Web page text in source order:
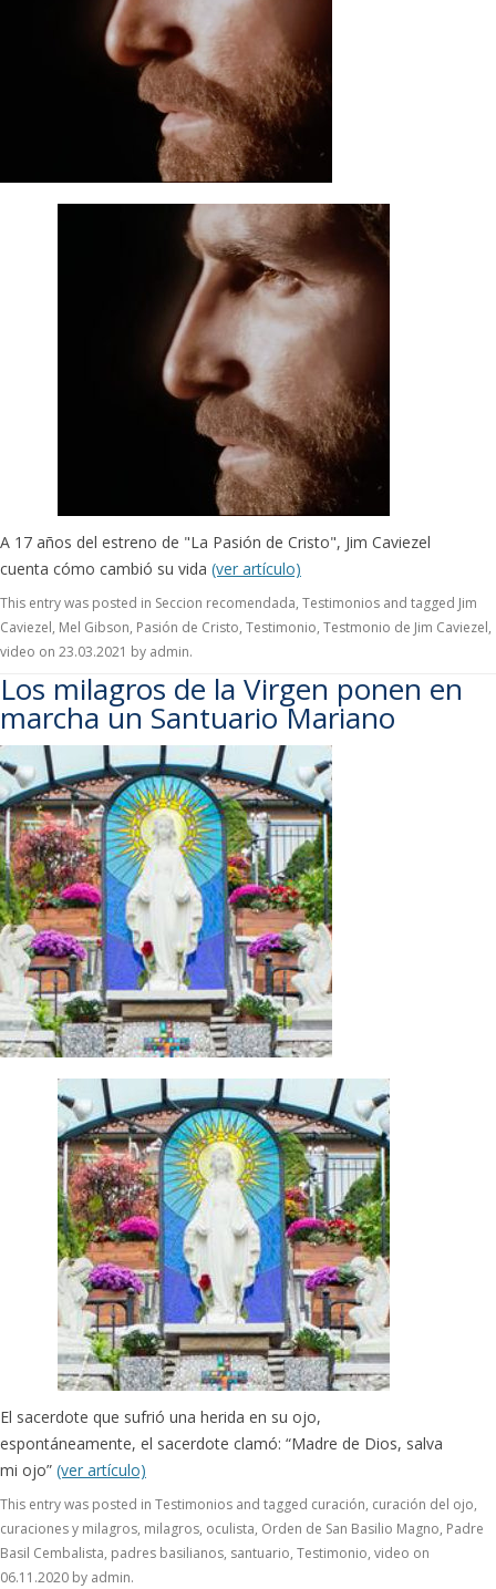
A 17 años del estreno de "La Pasión de Cristo", Jim Caviezel
cuenta cómo cambió su vida (ver artículo)
This entry was posted in Seccion recomendada, Testimonios and tagged Jim
Caviezel, Mel Gibson, Pasión de Cristo, Testimonio, Testmonio de Jim Caviezel,
video on 23.03.2021 by admin.
Los milagros de la Virgen ponen en
marcha un Santuario Mariano
El sacerdote que sufrió una herida en su ojo,
espontáneamente, el sacerdote clamó: “Madre de Dios, salva
mi ojo” (ver artículo)
This entry was posted in Testimonios and tagged curación, curación del ojo,
curaciones y milagros, milagros, oculista, Orden de San Basilio Magno, Padre
Basil Cembalista, padres basilianos, santuario, Testimonio, video on
06.11.2020 by admin.